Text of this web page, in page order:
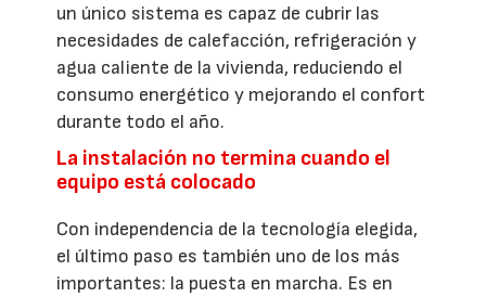
un único sistema es capaz de cubrir las
necesidades de calefacción, refrigeración y
agua caliente de la vivienda, reduciendo el
consumo energético y mejorando el confort
durante todo el año.
La instalación no termina cuando el
equipo está colocado
Con independencia de la tecnología elegida,
el último paso es también uno de los más
importantes: la puesta en marcha. Es en